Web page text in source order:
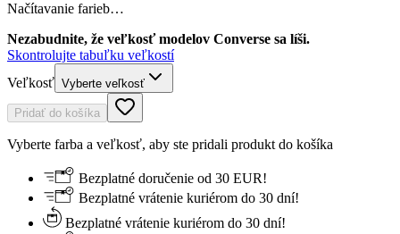
Načítavanie farieb…
Nezabudnite, že veľkosť modelov Converse sa líši.
Skontrolujte tabuľku veľkostí
Veľkosť Vyberte veľkosť
Pridať do košíka
Vyberte farba a veľkosť, aby ste pridali produkt do košíka
Bezplatné doručenie od 30 EUR!
Bezplatné vrátenie kuriérom do 30 dní!
Bezplatné vrátenie kuriérom do 30 dní!